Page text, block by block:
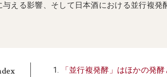
与える影響、そして日本酒における並行複発
「並行複発酵」はほかの発